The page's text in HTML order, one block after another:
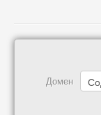
Домен